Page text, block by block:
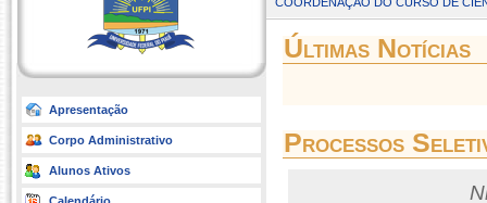
Apresentação
Corpo Administrativo
Alunos Ativos
Últimas Notícias
Processos